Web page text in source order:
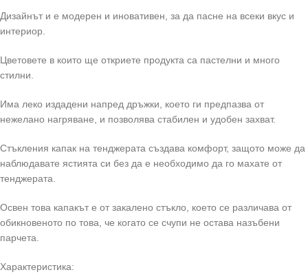
Дизайнът и е модерен и иновативен, за да пасне на всеки вкус и
интериор.
Цветовете в които ще откриете продукта са пастелни и много
стилни.
Има леко издадени напред дръжки, което ги предпазва от
нежелано нагряване, и позволява стабилен и удобен захват.
Стъкления капак на тенджерата създава комфорт, защото може да
наблюдавате ястията си без да е необходимо да го махате от
тенджерата.
Освен това капакът е от закалено стъкло, което се различава от
обикновеното по това, че когато се счупи не остава назъбени
парчета.
Характеристика: